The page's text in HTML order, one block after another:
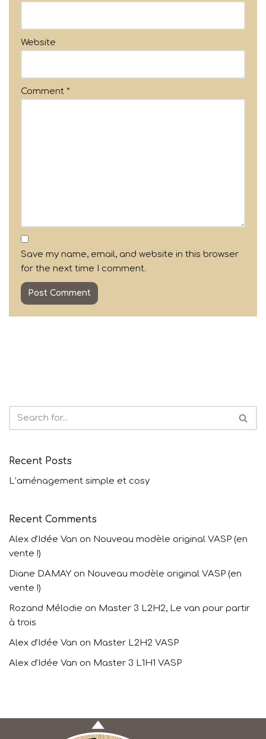
Website
Comment *
Save my name, email, and website in this browser
for the next time I comment.
Recent Posts
L’aménagement simple et cosy
Recent Comments
Alex d'Idée Van on Nouveau modèle original VASP (en
vente !)
Diane DAMAY on Nouveau modèle original VASP (en
vente !)
Rozand Mélodie on Master 3 L2H2, Le van pour partir
à trois
Alex d'Idée Van on Master L2H2 VASP
Alex d'Idée Van on Master 3 L1H1 VASP